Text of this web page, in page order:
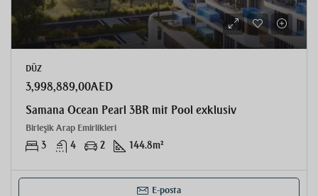
DÜZ
3,998,889,00AED
Samana Ocean Pearl 3BR mit Pool exklusiv
Birleşik Arap Emirlikleri
3 4 2 144.8m²
E-posta